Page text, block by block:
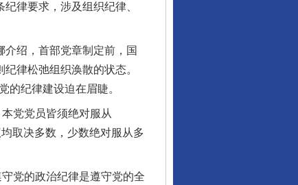
律要求，涉及组织纪律、
绍，首部党章制定前，国
律松弛组织涣散的状态。
的纪律建设迫在眉睫。
党党员皆须绝对服从
取决多数，少数绝对服从多
党的政治纪律是遵守党的全